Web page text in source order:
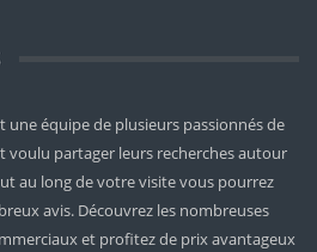
équipe de plusieurs passionnés de
voulu partager leurs recherches autour
au long de votre visite vous pourrez
avis. Découvrez les nombreuses
et profitez de prix avantageux